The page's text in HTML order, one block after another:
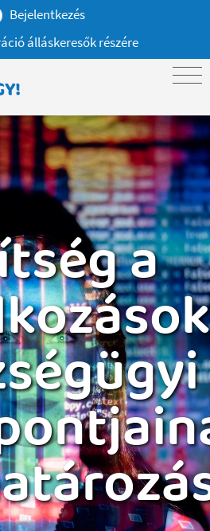
Bejelentkezés
álláskeresők részére
a